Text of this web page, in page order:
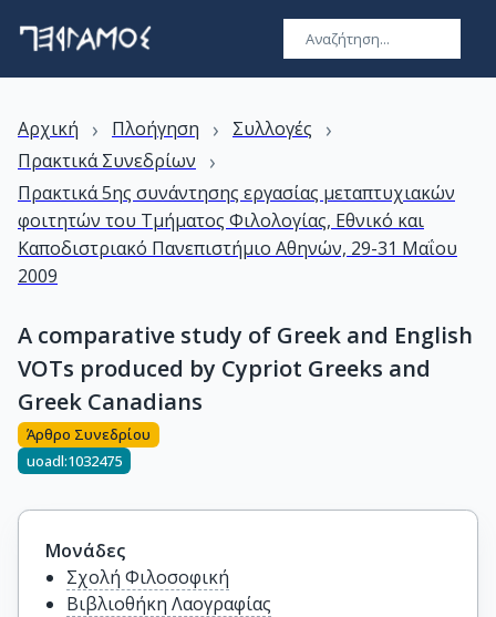
Αρχική › Πλοήγηση › Συλλογές ›
Πρακτικά Συνεδρίων ›
Πρακτικά 5ης συνάντησης εργασίας μεταπτυχιακών
φοιτητών του Τμήματος Φιλολογίας, Εθνικό και
Καποδιστριακό Πανεπιστήμιο Αθηνών, 29-31 Μαΐου
2009
A comparative study of Greek and English
VOTs produced by Cypriot Greeks and
Greek Canadians
Άρθρο Συνεδρίου
uoadl:1032475
Μονάδες
Σχολή Φιλοσοφική
Βιβλιοθήκη Λαογραφίας